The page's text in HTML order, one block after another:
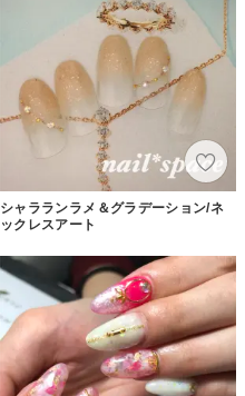
シャラランラメ＆グラデーション/ネ
ックレスアート